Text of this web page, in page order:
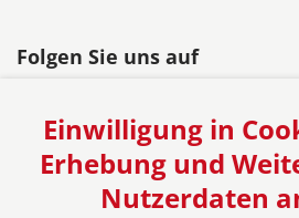
Folgen Sie uns auf
Einwilligung in
Erhebung und
Nutzerdaten